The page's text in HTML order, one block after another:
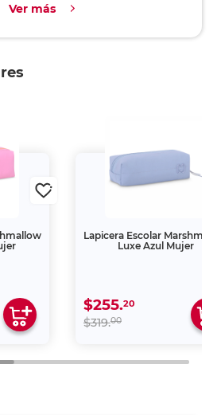
Ver más
Lapicera Escolar
Luxe Azul Mujer
$255.20
$319.00